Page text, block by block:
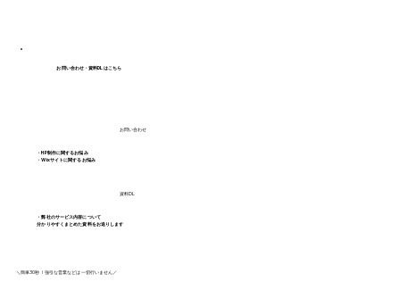
お問い合わせ・資料DLはこちら
お問い合わせ
・HP制作に関するお悩み
・Wixサイトに関するお悩み
資料DL
・弊社のサービス内容について
分かりやすくまとめた資料をお送りします
＼簡単30秒！強引な営業などは一切行いません／